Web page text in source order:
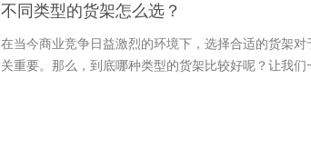
不同类型的货架怎么选？
在当今商业竞争日益激烈的环境下，选择合适的货架
关重要。那么，到底哪种类型的货架比较好呢？让我们